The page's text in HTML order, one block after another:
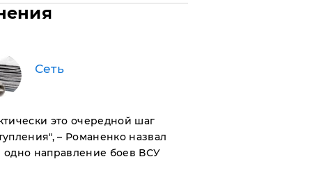
Сеть
это очередной шаг
– Романенко назвал
направление боев ВСУ